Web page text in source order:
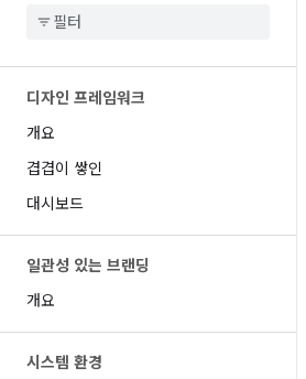
디자인 프레임워크
개요
겹겹이 쌓인
대시보드
일관성 있는 브랜딩
개요
시스템 환경